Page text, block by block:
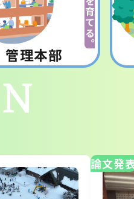
管理本部
論文発